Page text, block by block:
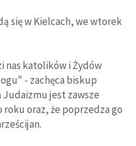
się w Kielcach, we wtorek
nas katolików i Żydów
- zachęca biskup
jest zawsze
oraz, że poprzedza go